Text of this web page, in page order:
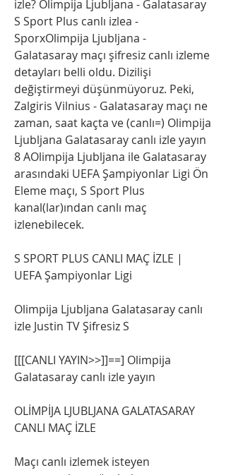
izle? Olimpija Ljubljana - Galatasaray
S Sport Plus canlı izlea -
SporxOlimpija Ljubljana -
Galatasaray maçı şifresiz canlı izleme
detayları belli oldu. Dizilişi
değiştirmeyi düşünmüyoruz. Peki,
Zalgiris Vilnius - Galatasaray maçı ne
zaman, saat kaçta ve (canlı=) Olimpija
Ljubljana Galatasaray canlı izle yayın
8 AOlimpija Ljubljana ile Galatasaray
arasındaki UEFA Şampiyonlar Ligi Ön
Eleme maçı, S Sport Plus
kanal(lar)ından canlı maç
izlenebilecek.
S SPORT PLUS CANLI MAÇ İZLE |
UEFA Şampiyonlar Ligi
Olimpija Ljubljana Galatasaray canlı
izle Justin TV Şifresiz S
[[[CANLI YAYIN>>]]==] Olimpija
Galatasaray canlı izle yayın
OLİMPİJA LJUBLJANA GALATASARAY
CANLI MAÇ İZLE
Maçı canlı izlemek isteyen